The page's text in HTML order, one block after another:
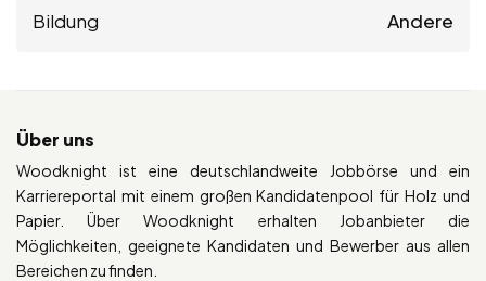
Bildung Andere
Über uns
Woodknight ist eine deutschlandweite Jobbörse und ein
Karriereportal mit einem großen Kandidatenpool für Holz und
Papier. Über Woodknight erhalten Jobanbieter die
Möglichkeiten, geeignete Kandidaten und Bewerber aus allen
Bereichen zu finden.